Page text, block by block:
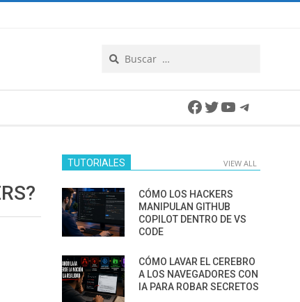
Facebook
Twitter
YouTube
TUTORIALES VIEW ALL
CÓMO LOS HACKERS
MANIPULAN GITHUB
COPILOT DENTRO DE VS
CODE
CÓMO LAVAR EL CEREBRO
A LOS NAVEGADORES CON
IA PARA ROBAR SECRETOS